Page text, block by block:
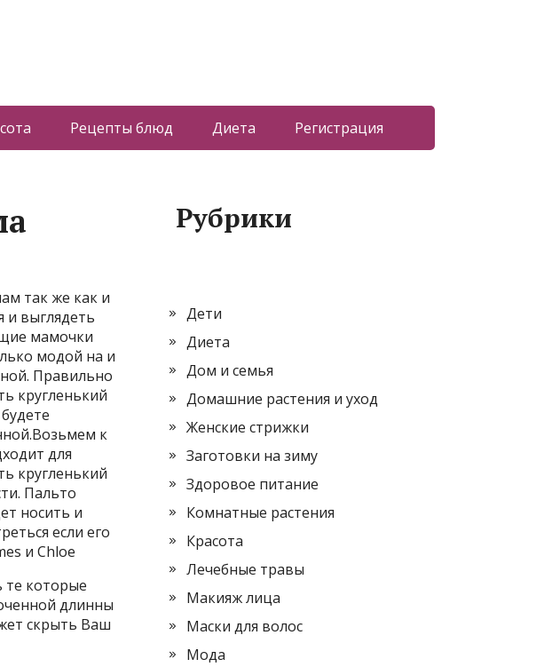
Рецепты блюд Диета Регистрация
так же как и
и выглядеть
мамочки
модой на и
Правильно
кругленький
к
для
кругленький
Пальто
носить и
если его
и Chloe
те которые
длинны
скрыть Ваш
Рубрики
Дети
Диета
Дом и семья
Домашние растения и уход
Женские стрижки
Заготовки на зиму
Здоровое питание
Комнатные растения
Красота
Лечебные травы
Макияж лица
Маски для волос
Мода